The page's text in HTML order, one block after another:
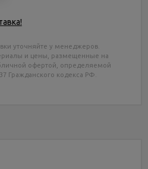
уточняйте у менеджеров.
и цены, размещенные на
офертой, определяемой
Гражданского кодекса РФ.